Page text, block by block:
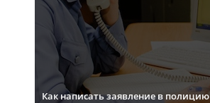
Как написать заявление в полицию